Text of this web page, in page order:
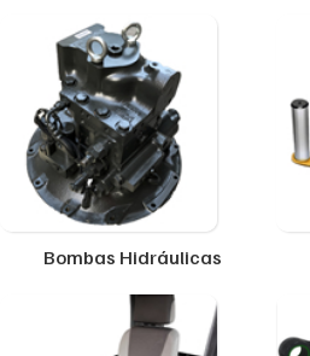
Bombas Hidráulicas